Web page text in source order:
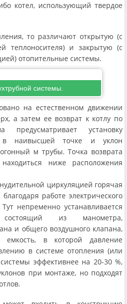
котел, использующий твердое
то различают открытую (с
теплоносителя) и закрытую (с
отопительные системы.
системы.
на естественном движении
а затем ее возврат к котлу по
предусматривает установку
в наивысшей точке и уклон
м трубы. Точка возврата
ниже расположения
циркуляцией горячая
работе электрического
непременно устанавливается
состоящий из манометра,
и общего воздушного клапана,
емкость, в которой давление
в системе отопления (или
эффективнее на 20-30 %,
при монтаже, но подходят